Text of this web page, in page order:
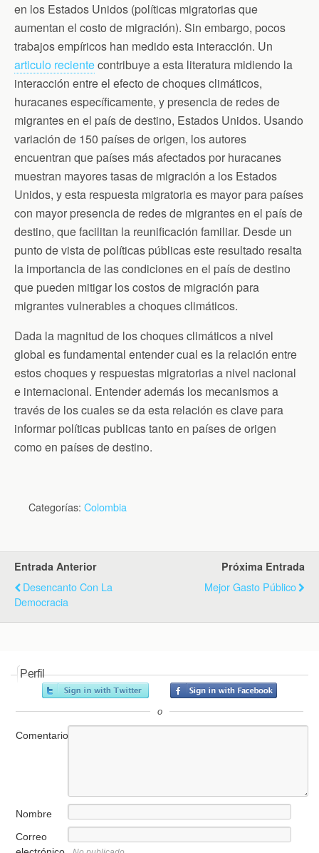
en los Estados Unidos (políticas migratorias que
aumentan el costo de migración). Sin embargo, pocos
trabajos empíricos han medido esta interacción. Un
articulo recientecontribuye a esta literatura midiendo la
interacción entre el efecto de choques climáticos,
huracanes específicamente, y presencia de redes de
migrantes en el país de destino, Estados Unidos. Usando
variación de 150 países de origen, los autores
encuentran que países más afectados por huracanes
muestran mayores tasas de migración a los Estados
Unidos, y esta respuesta migratoria es mayor para países
con mayor presencia de redes de migrantes en el país de
destino, que facilitan la reunificación familiar. Desde un
punto de vista de políticas públicas este resultado resalta
la importancia de las condiciones en el país de destino
que pueden mitigar los costos de migración para
migrantes vulnerables a choques climáticos.
Dada la magnitud de los choques climáticos a nivel
global es fundamental entender cual es la relación entre
estos choques y respuestas migratorias a nivel nacional
e internacional. Entender además los mecanismos a
través de los cuales se da esta relación es clave para
informar políticas publicas tanto en países de origen
como en países de destino.
Categorías: Colombia
Entrada Anterior
Desencanto Con La
Democracia
Próxima Entrada
Mejor Gasto Público
Perfil
o
Comentario
Nombre
Correo